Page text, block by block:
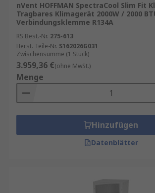
nVent HOFFMAN SpectraCool Slim Fit
Tragbares Klimagerät 2000W / 2000
Verbindungsklemme R134A
RS Best.-Nr. 275-613
Herst. Teile-Nr. S162026G031
Zwischensumme (1 Stück)
3.959,36 €(ohne MwSt.)
Menge
Hinzufügen
Datenblätter